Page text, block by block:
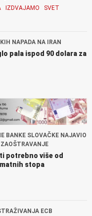
IZDVAJAMO SVET
NAPADA NA IRAN
pala ispod 90 dolara za
BANKE SLOVAČKE NAJAVIO
potrebno više od
stopa
ECB